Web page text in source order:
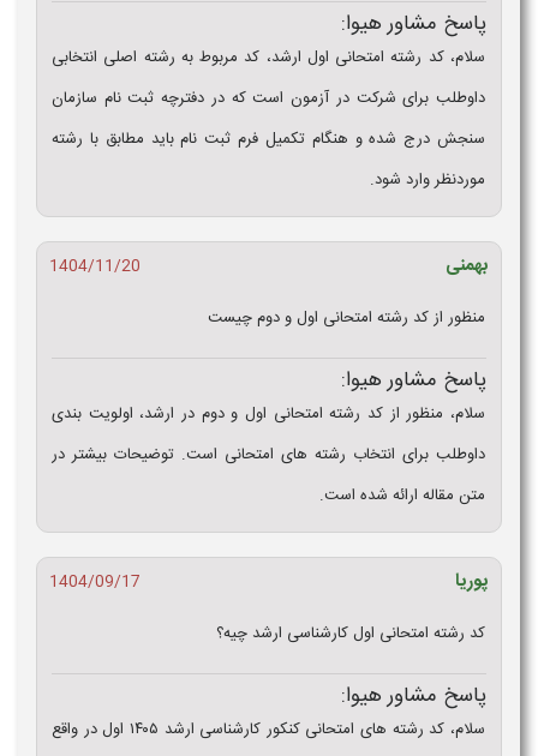
پاسخ مشاور هیوا:
سلام، کد رشته امتحانی اول ارشد، کد مربوط به رشته اصلی انتخابی
داوطلب برای شرکت در آزمون است که در دفترچه ثبت‌ نام سازمان
سنجش درج شده و هنگام تکمیل فرم ثبت‌ نام باید مطابق با رشته
موردنظر وارد شود.
بهمنی
1404/11/20
منظور از کد رشته امتحانی اول و دوم چیست
پاسخ مشاور هیوا:
سلام، منظور از کد رشته امتحانی اول و دوم در ارشد، اولویت‌ بندی
داوطلب برای انتخاب رشته‌ های امتحانی است. توضیحات بیشتر در
متن مقاله ارائه شده است.
پوریا
1404/09/17
کد رشته امتحانی اول کارشناسی ارشد چیه؟
پاسخ مشاور هیوا:
سلام، کد رشته های امتحانی کنکور کارشناسی ارشد ۱۴۰۵ اول در واقع